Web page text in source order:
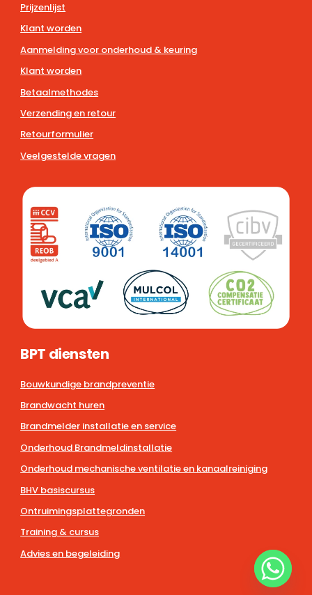
Prijzenlijst
Klant worden
Aanmelding voor onderhoud & keuring
Klant worden
Betaalmethodes
Verzending en retour
Retourformulier
Veelgestelde vragen
BPT diensten
Bouwkundige brandpreventie
Brandwacht huren
Brandmelder installatie en service
Onderhoud Brandmeldinstallatie
Onderhoud mechanische ventilatie en kanaalreiniging
BHV basiscursus
Ontruimingsplattegronden
Training & cursus
Advies en begeleiding